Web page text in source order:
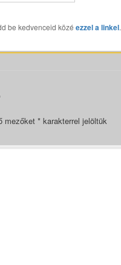
be kedvenceid közé ezzel a linkel.
mezőket * karakterrel jelöltük